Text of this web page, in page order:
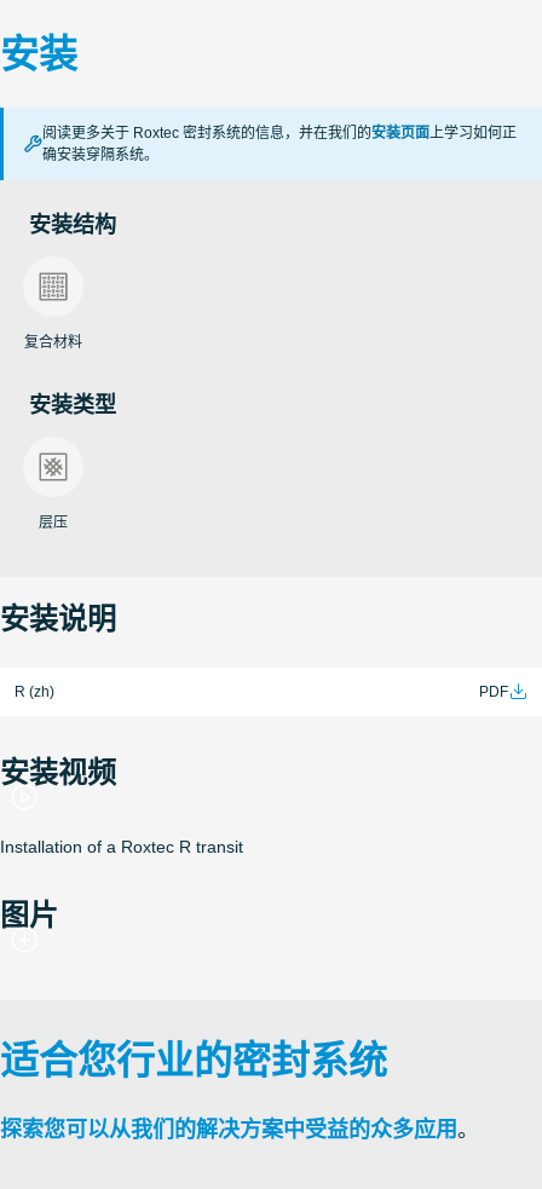
安装
阅读更多关于 Roxtec 密封系统的信息，并在我们的安装页面上学习如何正
确安装穿隔系统。
安装结构
复合材料
安装类型
层压
安装说明
R (zh) PDF
安装视频
Installation of a Roxtec R transit
图片
适合您行业的密封系统
探索您可以从我们的解决方案中受益的众多应用。